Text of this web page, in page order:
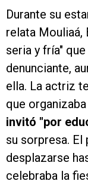
Durante su
relata Mouliaá,
seria y fría"
denunciante,
ella. La actriz
que
invitó "por
su sorpresa.
desplazarse
celebraba la